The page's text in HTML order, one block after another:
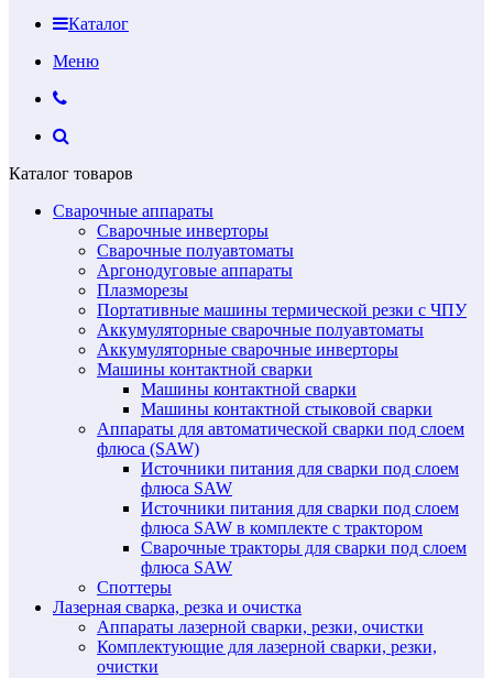
Каталог
Меню
Каталог товаров
Сварочные аппараты
Сварочные инверторы
Сварочные полуавтоматы
Аргонодуговые аппараты
Плазморезы
Портативные машины термической резки с ЧПУ
Аккумуляторные сварочные полуавтоматы
Аккумуляторные сварочные инверторы
Машины контактной сварки
Машины контактной сварки
Машины контактной стыковой сварки
Аппараты для автоматической сварки под слоем
флюса (SAW)
Источники питания для сварки под слоем
флюса SAW
Источники питания для сварки под слоем
флюса SAW в комплекте с трактором
Сварочные тракторы для сварки под слоем
флюса SAW
Споттеры
Лазерная сварка, резка и очистка
Аппараты лазерной сварки, резки, очистки
Комплектующие для лазерной сварки, резки,
очистки